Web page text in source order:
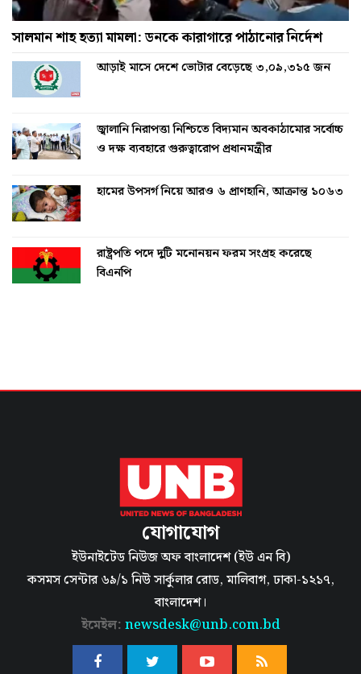
সালমান শাহ হত্যা মামলা: ডনকে কারাগারে পাঠানোর নির্দেশ
আড়াই মাসে দেশে ভোটার বেড়েছে ৩,০৯,৩১৫ জন
জ্বালানি নিরাপত্তা নিশ্চিতে বিদ্যমান অবকাঠামোর সর্বোচ্চ
ও দক্ষ ব্যবহারে গুরুত্বারোপ প্রধানমন্ত্রীর
হামের উপসর্গ নিয়ে আরও ৬ প্রাণহানি, আক্রান্ত ১০৬৩
রাষ্ট্রপতি পদে দুটি মনোনয়ন ফরম সংগ্রহ করেছে
বিএনপি
যোগাযোগ
ইউনাইটেড নিউজ অফ বাংলাদেশ (ইউ এন বি)
কসমস সেন্টার ৬৯/১ নিউ সার্কুলার রোড, মালিবাগ, ঢাকা-১২১৭,
বাংলাদেশ।
ইমেইল: newsdesk@unb.com.bd